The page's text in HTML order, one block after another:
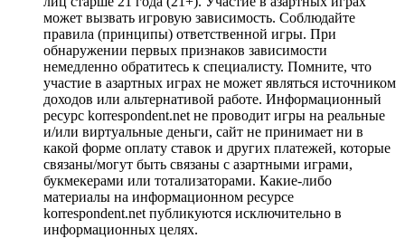
может вызвать игровую зависимость. Соблюдайте
правила (принципы) ответственной игры. При
обнаружении первых признаков зависимости
немедленно обратитесь к специалисту. Помните, что
участие в азартных играх не может являться источником
доходов или альтернативой работе. Информационный
ресурс korrespondent.net не проводит игры на реальные
и/или виртуальные деньги, сайт не принимает ни в
какой форме оплату ставок и других платежей, которые
связаны/могут быть связаны с азартными играми,
букмекерами или тотализаторами. Какие-либо
материалы на информационном ресурсе
korrespondent.net публикуются исключительно в
информационных целях.